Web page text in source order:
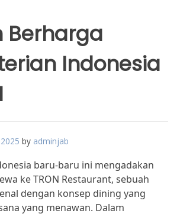
Berharga
Indonesia
by adminjab
baru-baru ini mengadakan
ke TRON Restaurant, sebuah
dengan konsep dining yang
yang menawan. Dalam